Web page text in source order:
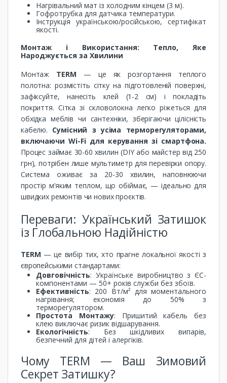
Нагрівальний мат із холодним кінцем (3 м).
Гофротрубка для датчика температури.
Інструкція українською/російською, сертифікат
якості.
Монтаж і Використання: Тепло, Яке
Народжується за Хвилини
Монтаж TERM — це як розгортання теплого
полотна: розмістіть сітку на підготовленій поверхні,
зафіксуйте, нанесіть клей (1-2 см) і покладіть
покриття. Сітка зі скловолокна легко ріжеться для
обхідка меблів чи сантехніки, зберігаючи цілісність
кабелю. Сумісний з усіма терморегуляторами,
включаючи Wi-Fi для керування зі смартфона.
Процес займає 30-60 хвилин (DIY або майстер від 250
грн), потрібен лише мультиметр для перевірки опору.
Система оживає за 20-30 хвилин, наповнюючи
простір м’яким теплом, що обіймає, — ідеально для
швидких ремонтів чи нових проєктів.
Переваги: Український Затишок
із Глобальною Надійністю
TERM — це вибір тих, хто прагне локальної якості з
європейськими стандартами:
Довговічність: Українське виробництво з ЄС-
компонентами — 50+ років служби без збоїв.
Ефективність: 200 Вт/м² для моментального
нагрівання; економія до 50% з
терморегулятором.
Простота Монтажу: Пришитий кабель без
клею виключає ризик відшарування.
Екологічність: Без шкідливих випарів,
безпечний для дітей і алергіків.
Чому TERM — Ваш Зимовий
Секрет Затишку?